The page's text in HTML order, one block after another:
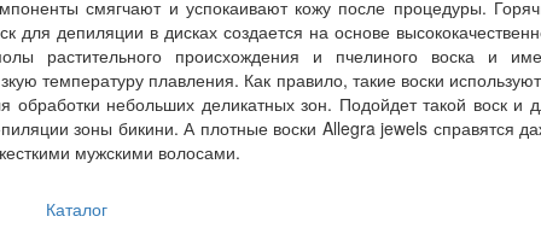
смягчают и успокаивают кожу после процедуры.
для депиляции в дисках создается на основе
растительного происхождения и пчелиного воска и
температуру плавления. Как правило, такие воски
обработки небольших деликатных зон. Подойдет такой воск и
зоны бикини. А плотные воски Allegra jewels справятся
мужскими волосами.
Каталог